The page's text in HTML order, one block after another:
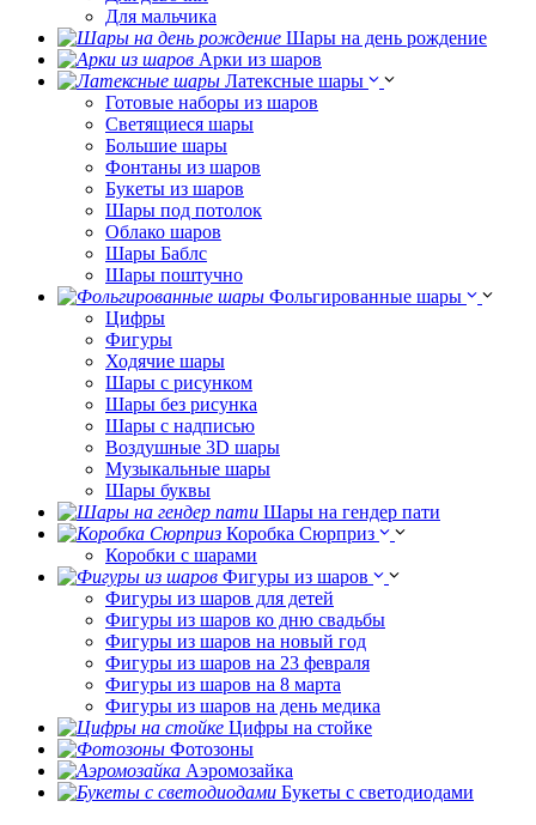
Для мальчика
Шары на день рождение
Арки из шаров
Латексные шары
Готовые наборы из шаров
Светящиеся шары
Большие шары
Фонтаны из шаров
Букеты из шаров
Шары под потолок
Облако шаров
Шары Баблс
Шары поштучно
Фольгированные шары
Цифры
Фигуры
Ходячие шары
Шары с рисунком
Шары без рисунка
Шары с надписью
Воздушные 3D шары
Музыкальные шары
Шары буквы
Шары на гендер пати
Коробка Сюрприз
Коробки с шарами
Фигуры из шаров
Фигуры из шаров для детей
Фигуры из шаров ко дню свадьбы
Фигуры из шаров на новый год
Фигуры из шаров на 23 февраля
Фигуры из шаров на 8 марта
Фигуры из шаров на день медика
Цифры на стойке
Фотозоны
Аэромозайка
Букеты с светодиодами